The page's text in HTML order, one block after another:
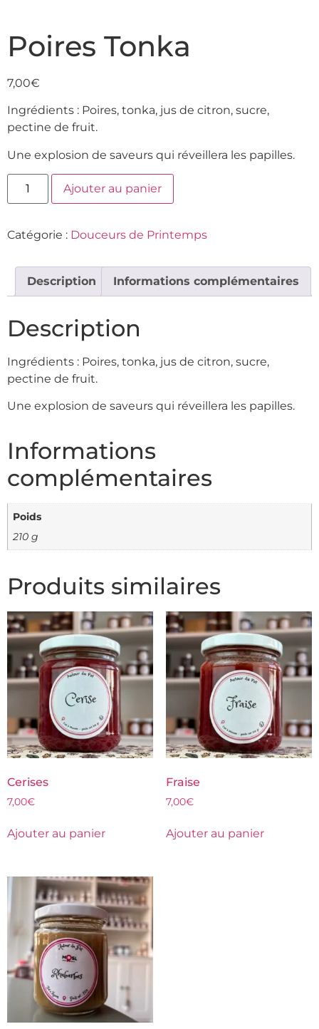
Poires Tonka
7,00€
Ingrédients : Poires, tonka, jus de citron, sucre,
pectine de fruit.
Une explosion de saveurs qui réveillera les papilles.
Ajouter au panier
Catégorie : Douceurs de Printemps
Description Informations complémentaires
Description
Ingrédients : Poires, tonka, jus de citron, sucre,
pectine de fruit.
Une explosion de saveurs qui réveillera les papilles.
Informations
complémentaires
Poids
210 g
Produits similaires
Cerises
7,00€
Ajouter au panier
Fraise
7,00€
Ajouter au panier